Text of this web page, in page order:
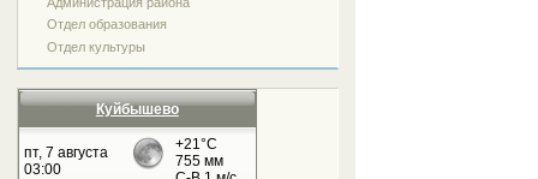
Отдел образования
Отдел культуры
Куйбышево